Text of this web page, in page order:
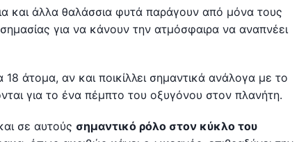
και άλλα θαλάσσια φυτά παράγουν από μόνα τους
για να κάνουν την ατμόσφαιρα να αναπνέει
άτομα, αν και ποικίλλει σημαντικά ανάλογα με το
για το ένα πέμπτο του οξυγόνου στον πλανήτη.
σε αυτούς σημαντικό ρόλο στον κύκλο του